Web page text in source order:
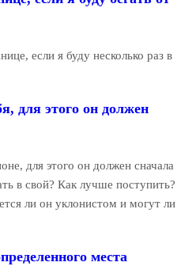
если я буду несколько раз в
для этого он должен
для этого он должен сначала
в свой? Как лучше поступить?
ли он уклонистом и могут ли
места